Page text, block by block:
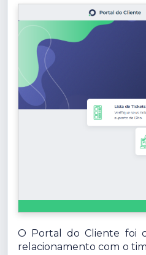
O Portal do Cliente foi
relacionamento com o